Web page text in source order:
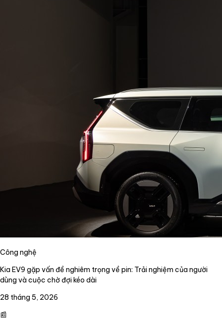
Công nghệ
Kia EV9 gặp vấn đề nghiêm trọng về pin: Trải nghiệm của người
dùng và cuộc chờ đợi kéo dài
28 tháng 5, 2026
📰